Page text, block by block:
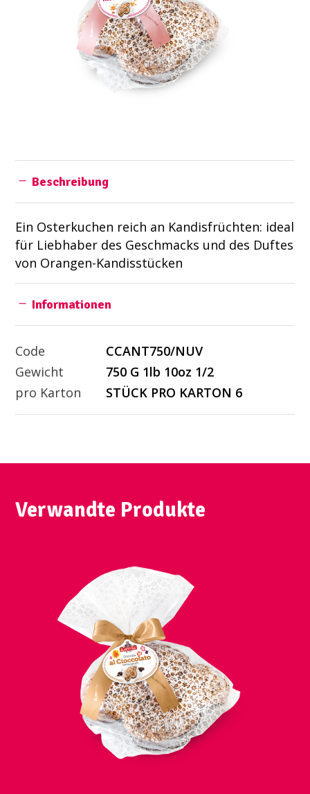
Beschreibung
Ein Osterkuchen reich an Kandisfrüchten: ideal
für Liebhaber des Geschmacks und des Duftes
von Orangen-Kandisstücken
Informationen
Code
CCANT750/NUV
Gewicht
750 G 1lb 10oz 1/2
pro Karton
STÜCK PRO KARTON 6
Verwandte Produkte
AUSSICHT